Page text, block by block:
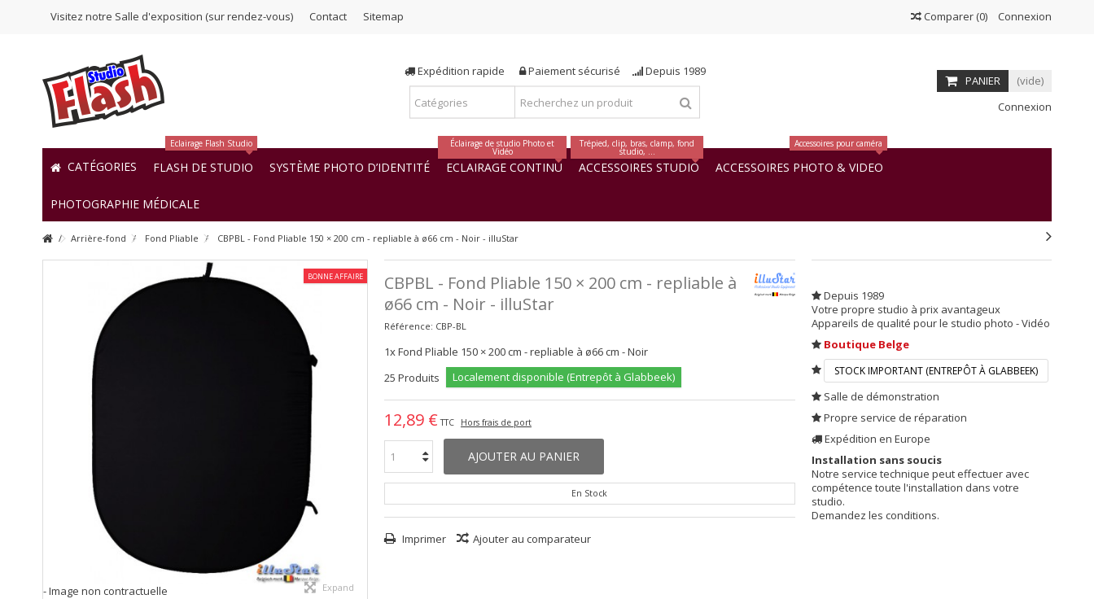
Visitez notre Salle d'exposition (sur rendez-vous) Contact Sitemap Connexion
Comparer (0)
Expédition rapide Paiement sécurisé Depuis 1989
PANIER
(vide)
Connexion
CATÉGORIES FLASH DE STUDIO
Eclairage Flash Studio
SYSTÈME PHOTO D’IDENTITÉ ECLAIRAGE CONTINU
Éclairage de studio Photo et
Vidéo
ACCESSOIRES STUDIO
Trépied, clip, bras, clamp, fond
studio, ...
ACCESSOIRES PHOTO & VIDEO
Accessoires pour caméra
PHOTOGRAPHIE MÉDICALE
Arrière-fond Fond Pliable CBPBL - Fond Pliable 150 × 200 cm - repliable à ø66 cm - Noir - illuStar
BONNE AFFAIRE
Expand
- Image non contractuelle
CBPBL - Fond Pliable 150 × 200 cm - repliable à
ø66 cm - Noir - illuStar
Référence: CBP-BL
1x Fond Pliable 150 × 200 cm - repliable à ø66 cm - Noir
25 Produits Localement disponible (Entrepôt à Glabbeek)
12,89 € TTC Hors frais de port
AJOUTER AU PANIER
En Stock
Imprimer Ajouter au comparateur
Depuis 1989
Votre propre studio à prix avantageux
Appareils de qualité pour le studio photo - Vidéo
Boutique Belge
STOCK IMPORTANT (ENTREPÔT À GLABBEEK)
Salle de démonstration
Propre service de réparation
Expédition en Europe
Installation sans soucis
Notre service technique peut effectuer avec
compétence toute l'installation dans votre
studio.
Demandez les conditions.